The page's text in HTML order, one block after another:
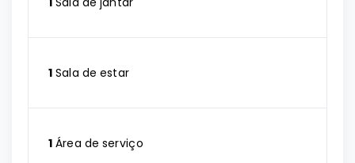
1 Sala de estar
1 Área de serviço